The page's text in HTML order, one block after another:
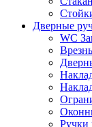
Дверные
WC
Ручки